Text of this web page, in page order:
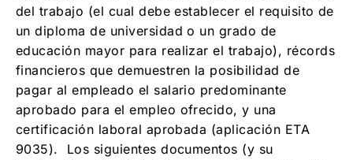
del trabajo (el cual debe establecer el requisito de
un diploma de universidad o un grado de
educación mayor para realizar el trabajo), récords
financieros que demuestren la posibilidad de
pagar al empleado el salario predominante
aprobado para el empleo ofrecido, y una
certificación laboral aprobada (aplicación ETA
9035). Los siguientes documentos (y su